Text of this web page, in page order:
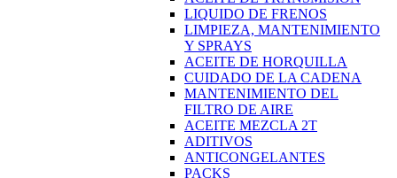
LIQUIDO DE FRENOS
LIMPIEZA, MANTENIMIENTO
Y SPRAYS
ACEITE DE HORQUILLA
CUIDADO DE LA CADENA
MANTENIMIENTO DEL
FILTRO DE AIRE
ACEITE MEZCLA 2T
ADITIVOS
ANTICONGELANTES
PACKS